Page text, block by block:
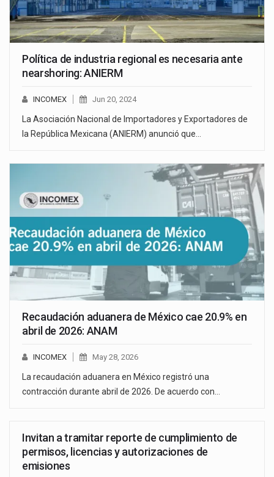
Política de industria regional es necesaria ante
nearshoring: ANIERM
INCOMEX Jun 20, 2024
La Asociación Nacional de Importadores y Exportadores de
la República Mexicana (ANIERM) anunció que…
Recaudación aduanera de México cae 20.9% en
abril de 2026: ANAM
INCOMEX May 28, 2026
La recaudación aduanera en México registró una
contracción durante abril de 2026. De acuerdo con…
Invitan a tramitar reporte de cumplimiento de
permisos, licencias y autorizaciones de
emisiones